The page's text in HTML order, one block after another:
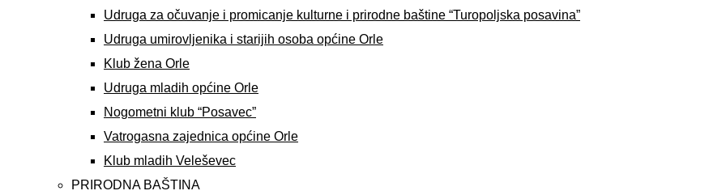
Udruga za očuvanje i promicanje kulturne i prirodne baštine “Turopoljska posavina”
Udruga umirovljenika i starijih osoba općine Orle
Klub žena Orle
Udruga mladih općine Orle
Nogometni klub “Posavec”
Vatrogasna zajednica općine Orle
Klub mladih Veleševec
PRIRODNA BAŠTINA